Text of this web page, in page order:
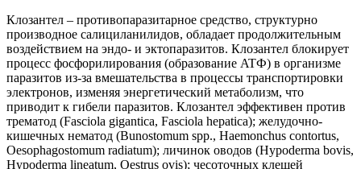
Клозантел – противопаразитарное средство, структурно
производное салициланилидов, обладает продолжительным
воздействием на эндо- и эктопаразитов. Клозантел блокирует
процесс фосфорилирования (образование ATФ) в организме
паразитов из-за вмешательства в процессы транспортировки
электронов, изменяя энергетический метаболизм, что
приводит к гибели паразитов. Клозантел эффективен против
трематод (Fasciola gigantica, Fasciola hepatica); желудочно-
кишечных нематод (Bunostomum spp., Haemonchus contortus,
Oesophagostomum radiatum); личинок оводов (Нуpoderma bovis,
Hypoderma lineatum, Oestrus ovis); чесоточных клещей